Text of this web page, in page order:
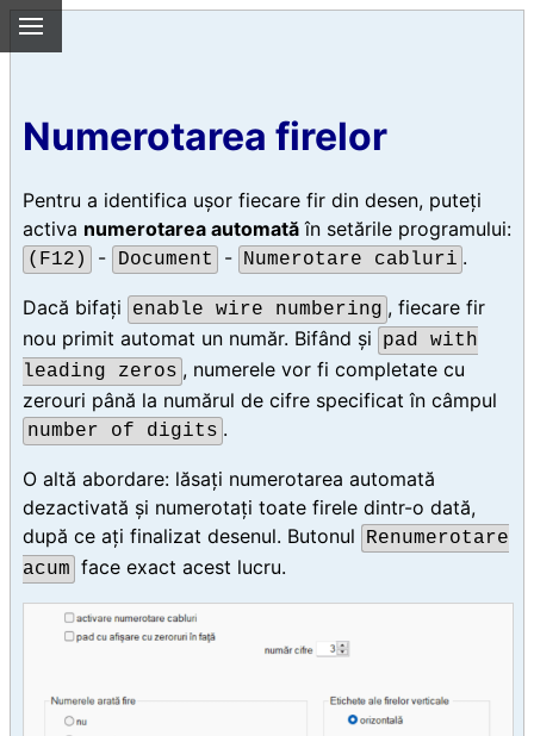
Numerotarea firelor
Pentru a identifica ușor fiecare fir din desen, puteți
activa numerotarea automată în setările programului:
(F12) - Document - Numerotare cabluri .
Dacă bifați enable wire numbering , fiecare fir
nou primit automat un număr. Bifând și
pad with
leading zeros , numerele vor fi completate cu
zerouri până la numărul de cifre specificat în câmpul
number of digits .
O altă abordare: lăsați numerotarea automată
dezactivată și numerotați toate firele dintr-o dată,
după ce ați finalizat desenul. Butonul
Renumerotare
acum face exact acest lucru.